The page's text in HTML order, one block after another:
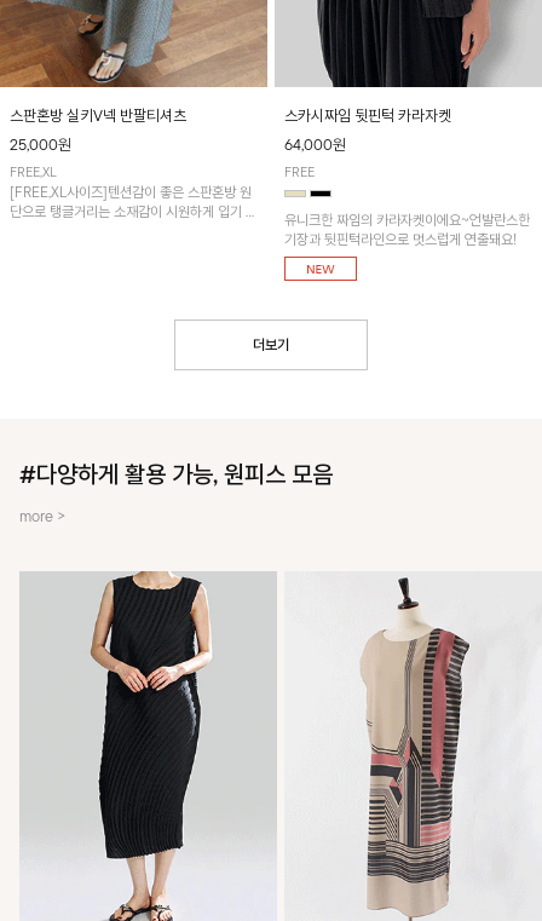
스판혼방 실키V넥 반팔티셔츠
25,000원
FREE,XL
[FREE,XL사이즈]텐션감이 좋은 스판혼방 원
단으로 탱글거리는 소재감이 시원하게 입기 좋
스카시짜임 뒷핀턱 카라자켓
64,000원
FREE
유니크한 짜임의 카라자켓이에요~언발란스한
기장과 뒷핀턱라인으로 멋스럽게 연출돼요!
더보기
#다양하게 활용 가능, 원피스 모음
more >